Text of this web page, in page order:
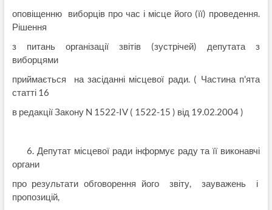
оповіщенню виборців про час і місце його (її) проведення.
Рішення
з питань організації звітів (зустрічей) депутата з
виборцями
приймається на засіданні місцевої ради. ( Частина п'ята
статті 16
в редакції Закону N 1522-IV ( 1522-15 ) від 19.02.2004 )
6. Депутат місцевої ради інформує раду та її виконавчі
органи
про результати обговорення його звіту, зауважень і
пропозицій,